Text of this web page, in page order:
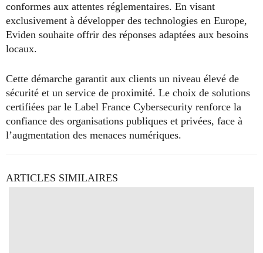
conformes aux attentes réglementaires. En visant
exclusivement à développer des technologies en Europe,
Eviden souhaite offrir des réponses adaptées aux besoins
locaux.
Cette démarche garantit aux clients un niveau élevé de
sécurité et un service de proximité. Le choix de solutions
certifiées par le Label France Cybersecurity renforce la
confiance des organisations publiques et privées, face à
l’augmentation des menaces numériques.
ARTICLES SIMILAIRES